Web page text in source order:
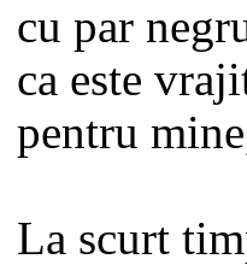
cu par
ca este
pentru
La scurt